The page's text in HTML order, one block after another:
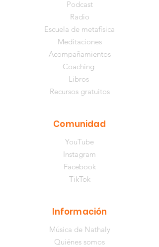
Podcast
Radio
Escuela de metafísica
Meditaciones
Acompañamientos
Coaching
Libros
Recursos gratuitos
Comunidad
YouTube
Instagram
Facebook
TikTok
Información
Música de Nathaly
Quiénes somos